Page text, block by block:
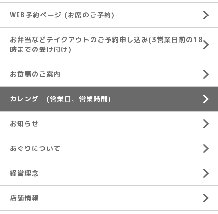
WEB予約ページ (お席のご予約)
お弁当などテイクアウトのご予約申し込み(3営業日前の18
時までの受け付け)
お食事のご案内
カレンダー(営業日、営業時間)
お知らせ
あぐりについて
経営理念
店舗情報